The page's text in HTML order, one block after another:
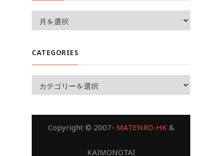
CATEGORIES
Copyright © 2007- MATENRO-HK&
KAIMONOTAI